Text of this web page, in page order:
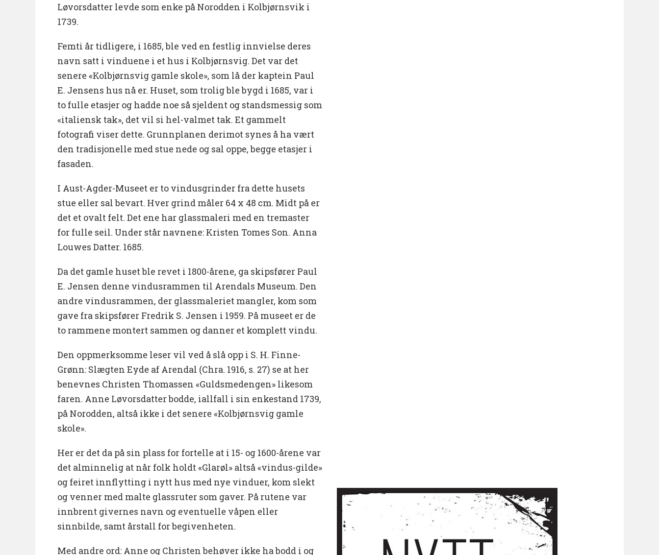
Løvorsdatter levde som enke på Norodden i Kolbjørnsvik i
1739.
Femti år tidligere, i 1685, ble ved en festlig innvielse deres
navn satt i vinduene i et hus i Kolbjørnsvig. Det var det
senere «Kolbjørnsvig gamle skole», som lå der kaptein Paul
E. Jensens hus nå er. Huset, som trolig ble bygd i 1685, var i
to fulle etasjer og hadde noe så sjeldent og standsmessig som
«italiensk tak», det vil si hel-valmet tak. Et gammelt
fotografi viser dette. Grunnplanen derimot synes å ha vært
den tradisjonelle med stue nede og sal oppe, begge etasjer i
fasaden.
I Aust-Agder-Museet er to vindusgrinder fra dette husets
stue eller sal bevart. Hver grind måler 64 x 48 cm. Midt på er
det et ovalt felt. Det ene har glassmaleri med en tremaster
for fulle seil. Under står navnene: Kristen Tomes Son. Anna
Louwes Datter. 1685.
Da det gamle huset ble revet i 1800-årene, ga skipsfører Paul
E. Jensen denne vindusrammen til Arendals Museum. Den
andre vindusrammen, der glassmaleriet mangler, kom som
gave fra skipsfører Fredrik S. Jensen i 1959. På museet er de
to rammene montert sammen og danner et komplett vindu.
Den oppmerksomme leser vil ved å slå opp i S. H. Finne-
Grønn: Slægten Eyde af Arendal (Chra. 1916, s. 27) se at her
benevnes Christen Thomassen «Guldsmedengen» likesom
faren. Anne Løvorsdatter bodde, iallfall i sin enkestand 1739,
på Norodden, altså ikke i det senere «Kolbjørnsvig gamle
skole».
Her er det da på sin plass for fortelle at i 15- og 1600-årene var
det alminnelig at når folk holdt «Glarøl» altså «vindus-gilde»
og feiret innflytting i nytt hus med nye vinduer, kom slekt
og venner med malte glassruter som gaver. På rutene var
innbrent givernes navn og eventuelle våpen eller
sinnbilde, samt årstall for begivenheten.
Med andre ord: Anne og Christen behøver ikke ha bodd i og